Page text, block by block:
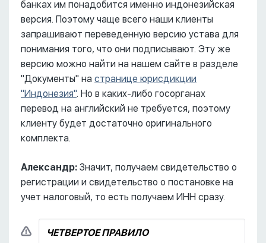
банках им понадобится именно индонезийская
версия. Поэтому чаще всего наши клиенты
запрашивают переведенную версию устава для
понимания того, что они подписывают. Эту же
версию можно найти на нашем сайте в разделе
"Документы" на странице юрисдикции
"Индонезия". Но в каких-либо госорганах
перевод на английский не требуется, поэтому
клиенту будет достаточно оригинального
комплекта.
Александр: Значит, получаем свидетельство о
регистрации и свидетельство о постановке на
учет налоговый, то есть получаем ИНН сразу.
ЧЕТВЕРТОЕ ПРАВИЛО